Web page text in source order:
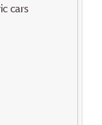
cars